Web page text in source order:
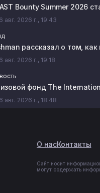
Bounty Summer 2026
6 авг. 2026 г., 19:43
рассказал о том, как
6 авг. 2026 г., 19:18
фонд The
6 авг. 2026 г., 18:48
О насКонтакты
Сайт носит
могут содержать